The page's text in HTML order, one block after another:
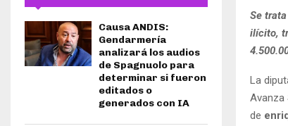
Se
ilícito,
La
Avanza
de
Causa ANDIS:
Gendarmería
analizará los audios
de Spagnuolo para
determinar si fueron
editados o
generados con IA